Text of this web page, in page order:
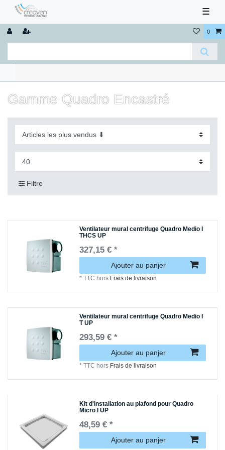
☰
0
Gamme Quadro Encastré
Filtre
Ventilateur mural centrifuge Quadro Medio I
THCS UP
327,15 € *
Ajouter au panjer
*TTC hors Frais de livraison
Ventilateur mural centrifuge Quadro Medio I
T UP
293,59 € *
Ajouter au panjer
*TTC hors Frais de livraison
Kit d'installation au plafond pour Quadro
Micro I UP
48,59 € *
Ajouter au panjer